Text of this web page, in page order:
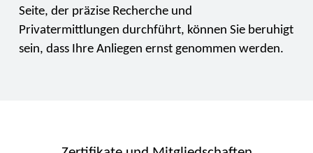
Seite, der präzise Recherche und
Privatermittlungen durchführt, können Sie beruhigt
sein, dass Ihre Anliegen ernst genommen werden.